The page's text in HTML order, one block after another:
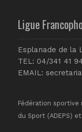
Ligue
Esplanade de la
TEL: 04/341 41
EMAIL:
Fédération sportive
du Sport (ADEPS)